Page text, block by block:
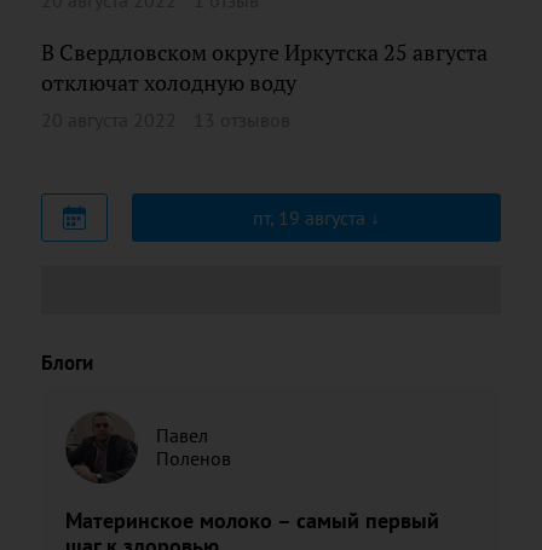
В Свердловском округе Иркутска 25 августа
отключат холодную воду
пт, 19 августа
Блоги
Павел
Поленов
Материнское молоко – самый первый